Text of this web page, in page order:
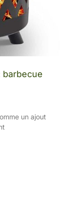
barbecue
un ajout